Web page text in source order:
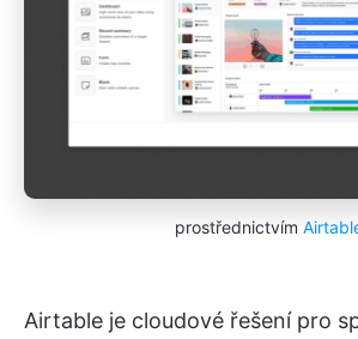
prostřednictvím
Airtable je cloudové řešení pro